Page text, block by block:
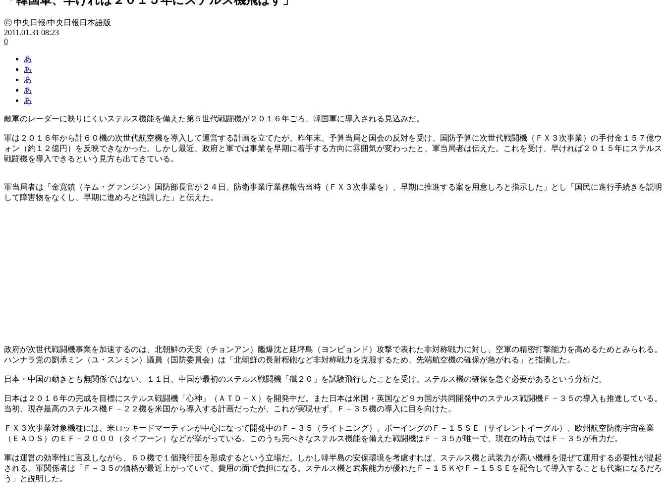
ⓒ 中央日報/中央日報日本語版
2011.01.31 08:23
0
あ
あ
あ
あ
あ
敵軍のレーダーに映りにくいステルス機能を備えた第５世代戦闘機が２０１６年ごろ、韓国軍に導入される見込みだ。
軍は２０１６年から計６０機の次世代航空機を導入して運営する計画を立てたが、昨年末、予算当局と国会の反対を受け、国防予算に次世代戦闘機（ＦＸ３次事業）の手付金１５７億ウ
ォン（約１２億円）を反映できなかった。しかし最近、政府と軍では事業を早期に着手する方向に雰囲気が変わったと、軍当局者は伝えた。これを受け、早ければ２０１５年にステルス
戦闘機を導入できるという見方も出てきている。
軍当局者は「金寛鎮（キム・グァンジン）国防部長官が２４日、防衛事業庁業務報告当時（ＦＸ３次事業を）、早期に推進する案を用意しろと指示した」とし「国民に進行手続きを説明
して障害物をなくし、早期に進めろと強調した」と伝えた。
政府が次世代戦闘機事業を加速するのは、北朝鮮の天安（チョンアン）艦爆沈と延坪島（ヨンピョンド）攻撃で表れた非対称戦力に対し、空軍の精密打撃能力を高めるためとみられる。
ハンナラ党の劉承ミン（ユ・スンミン）議員（国防委員会）は「北朝鮮の長射程砲など非対称戦力を克服するため、先端航空機の確保が急がれる」と指摘した。
日本・中国の動きとも無関係ではない。１１日、中国が最初のステルス戦闘機「殲２０」を試験飛行したことを受け、ステルス機の確保を急ぐ必要があるという分析だ。
日本は２０１６年の完成を目標にステルス戦闘機「心神」（ＡＴＤ－Ｘ）を開発中だ。また日本は米国・英国など９カ国が共同開発中のステルス戦闘機Ｆ－３５の導入も推進している。
当初、現存最高のステルス機Ｆ－２２機を米国から導入する計画だったが、これが実現せず、Ｆ－３５機の導入に目を向けた。
ＦＸ３次事業対象機種には、米ロッキードマーティンが中心になって開発中のＦ－３５（ライトニング）、ボーイングのＦ－１５ＳＥ（サイレントイーグル）、欧州航空防衛宇宙産業
（ＥＡＤＳ）のＥＦ－２０００（タイフーン）などが挙がっている。このうち完ぺきなステルス機能を備えた戦闘機はＦ－３５が唯一で、現在の時点ではＦ－３５が有力だ。
軍は運営の効率性に言及しながら、６０機で１個飛行団を形成するという立場だ。しかし韓半島の安保環境を考慮すれば、ステルス機と武装力が高い機種を混ぜて運用する必要性が提起
される。軍関係者は「Ｆ－３５の価格が最近上がっていて、費用の面で負担になる。ステルス機と武装能力が優れたＦ－１５ＫやＦ－１５ＳＥを配合して導入することも代案になるだろ
う」と説明した。